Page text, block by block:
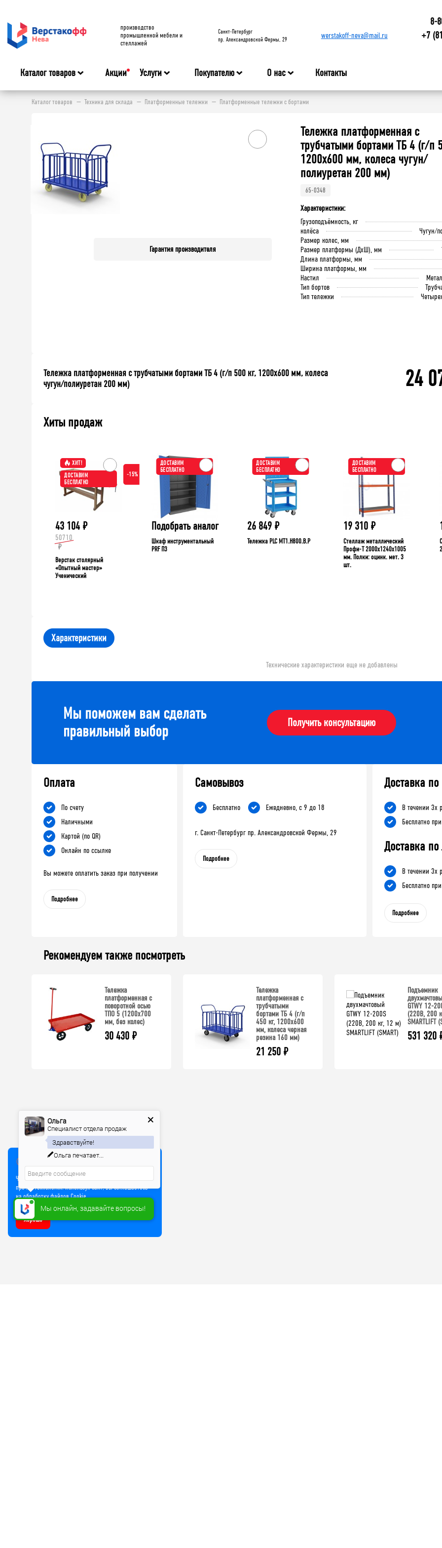
производство
промышленной мебели и
стеллажей
Cанкт-Петербург
пр. Александровской Фермы, 29
werstakoff-neva@mail.ru
8-
+7
Каталог товаров Акции Услуги Покупателю О нас Контакты
Каталог товаров Техника для склада Платформенные тележки Платформенные тележки с бортами
Гарантия производителя
Тележка платформенная с
трубчатыми бортами ТБ 4 (г/п
1200x600 мм, колеса чугун/
полиуретан 200 мм)
65-0348
Характеристики:
Грузоподъёмность, кг
колёса
Чугун/
Размер колес, мм
Размер платформы (ДхШ), мм
Длина платформы, мм
Ширина платформы, мм
Настил
Тип бортов
Тип тележки
Тележка платформенная с трубчатыми бортами ТБ 4 (г/п 500 кг, 1200x600 мм, колеса
чугун/полиуретан 200 мм)
24
Хиты продаж
ХИТ!
ДОСТАВИМ
БЕСПЛАТНО
-15%
43 104 ₽
50710
₽
Верстак столярный
«Опытный мастер»
Ученический
ДОСТАВИМ
БЕСПЛАТНО
Подобрать аналог
Шкаф инструментальный
PRF П3
ДОСТАВИМ
БЕСПЛАТНО
26 849 ₽
Тележка PLC МT1.H800.В.Р
ДОСТАВИМ
БЕСПЛАТНО
19 310 ₽
Стеллаж металлический
Профи-Т 2000x1240x1005
мм. Полки: оцинк. мет. 3
шт.
Характеристики
Технические характеристики еще не добавлены
Мы поможем вам сделать
правильный выбор
Получить консультацию
Оплата
По счету
Наличными
Картой (по QR)
Онлайн по ссылке
Вы можете оплатить заказ при получении
Подробнее
Самовывоз
Бесплатно Ежедневно, с 9 до 18
г. Санкт-Петербург пр. Александровской Фермы, 29
Подробнее
Доставка
В течении 3х
Бесплатно
Доставка
В течении 3х
Бесплатно
Подробнее
Рекомендуем также посмотреть
Тележка
платформенная с
поворотной осью
ТПО 5 (1200x700
мм, без колес)
30 430 ₽
Тележка
платформенная с
трубчатыми
бортами ТБ 4 (г/п
450 кг, 1200x600
мм, колеса черная
резина 160 мм)
21 250 ₽
Подъемник
GTWY 12-
(220В, 200
SMARTLIFT
531 320
Чтобы улучшить работу сайта, мы используем Cookie и
прочие технологии. Используя сайт, вы соглашаетесь
на обработку файлов Cookie
Хорошо
Мы онлайн, задавайте вопросы!
Ольга
Специалист отдела продаж
Здравствуйте!
Ольга печатает...